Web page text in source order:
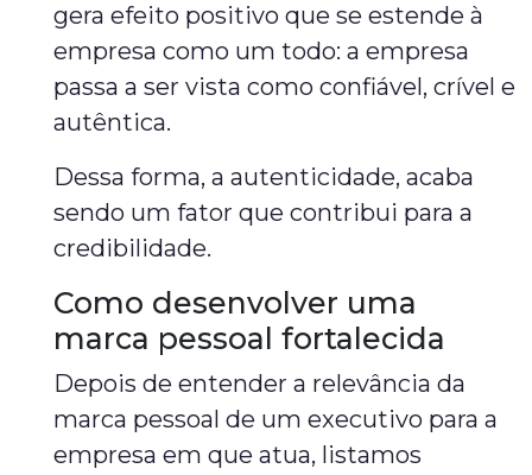
gera efeito positivo que se estende à
empresa como um todo: a empresa
passa a ser vista como confiável, crível e
autêntica.
Dessa forma, a autenticidade, acaba
sendo um fator que contribui para a
credibilidade.
Como desenvolver uma
marca pessoal fortalecida
Depois de entender a relevância da
marca pessoal de um executivo para a
empresa em que atua, listamos